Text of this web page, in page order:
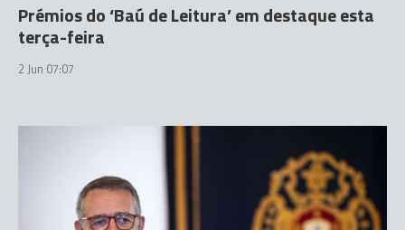
Prémios do ‘Baú de Leitura’ em destaque esta
terça-feira
2 Jun 07:07